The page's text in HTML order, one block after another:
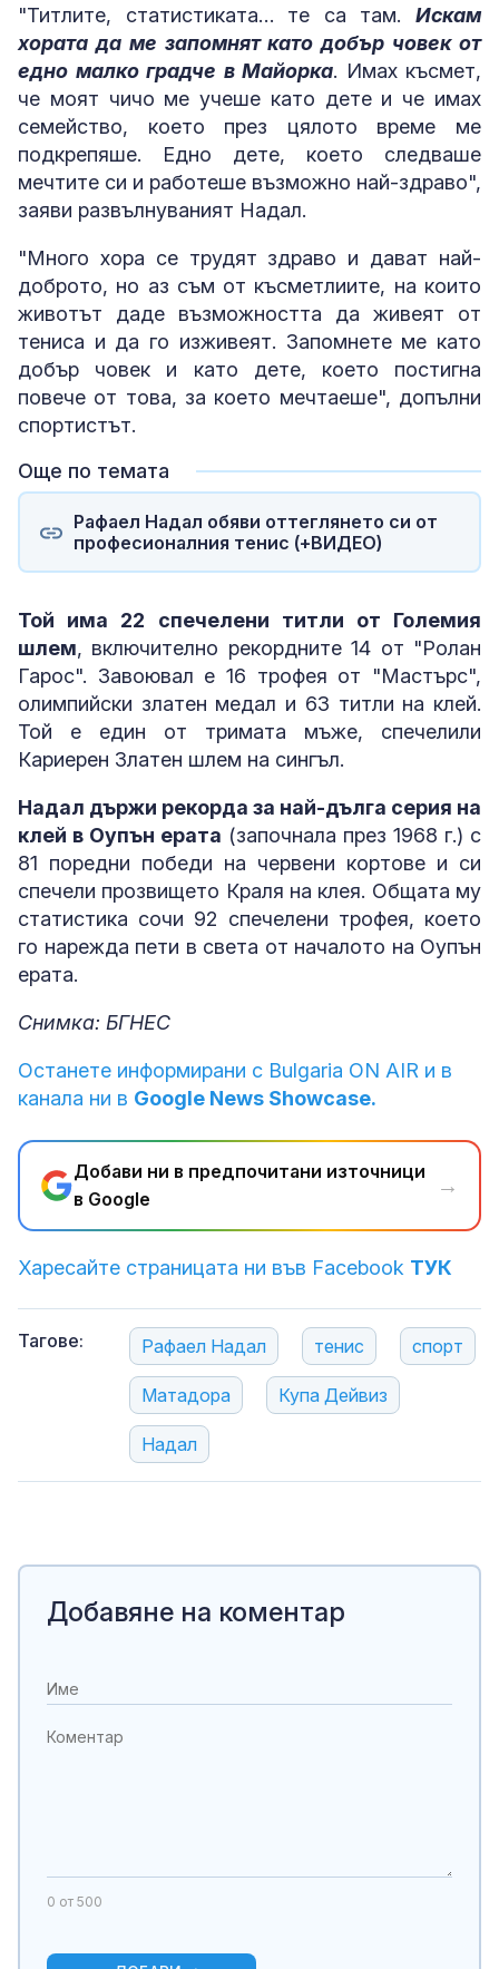
"Титлите, статистиката… те са там. Искам
хората да ме запомнят като добър човек от
едно малко градче в Майорка. Имах късмет,
че моят чичо ме учеше като дете и че имах
семейство, което през цялото време ме
подкрепяше. Едно дете, което следваше
мечтите си и работеше възможно най-здраво",
заяви развълнуваният Надал.
"Много хора се трудят здраво и дават най-
доброто, но аз съм от късметлиите, на които
животът даде възможността да живеят от
тениса и да го изживеят. Запомнете ме като
добър човек и като дете, което постигна
повече от това, за което мечтаеше", допълни
спортистът.
Още по темата
Рафаел Надал обяви оттеглянето си от
професионалния тенис (+ВИДЕО)
Той има 22 спечелени титли от Големия
шлем, включително рекордните 14 от "Ролан
Гарос". Завоювал е 16 трофея от "Мастърс",
олимпийски златен медал и 63 титли на клей.
Той е един от тримата мъже, спечелили
Кариерен Златен шлем на сингъл.
Надал държи рекорда за най-дълга серия на
клей в Оупън ерата (започнала през 1968 г.) с
81 поредни победи на червени кортове и си
спечели прозвището Краля на клея. Общата му
статистика сочи 92 спечелени трофея, което
го нарежда пети в света от началото на Оупън
ерата.
Снимка: БГНЕС
Останете информирани с Bulgaria ON AIR и в
канала ни в Google News Showcase.
Добави ни в предпочитани източници
в Google
→
Харесайте страницата ни във Facebook ТУК
Тагове: Рафаел Надал тенис спорт
Матадора Купа Дейвиз
Надал
Добавяне на коментар
0 от 500